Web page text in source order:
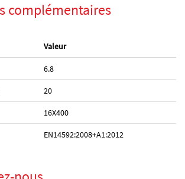
complémentaires
Valeur
6.8
20
16X400
EN14592:2008+A1:2012